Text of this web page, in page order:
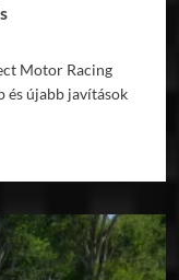
Motor Racing
és újabb javítások